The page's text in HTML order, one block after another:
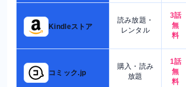
Kindleストア
読み放題・
レンタル
3話
無
料
コミック.jp
購入・読み
放題
1話
無
料